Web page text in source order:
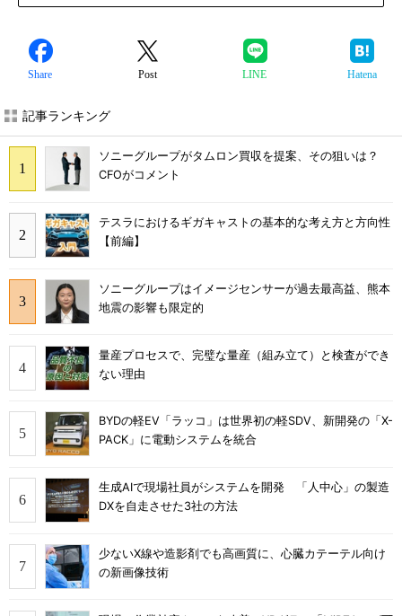
Share Post LINE Hatena
記事ランキング
ソニーグループがタムロン買収を提案、その狙いは？
CFOがコメント
テスラにおけるギガキャストの基本的な考え方と方向性
【前編】
ソニーグループはイメージセンサーが過去最高益、熊本
地震の影響も限定的
量産プロセスで、完璧な量産（組み立て）と検査ができ
ない理由
BYDの軽EV「ラッコ」は世界初の軽SDV、新開発の「X-
PACK」に電動システムを統合
生成AIで現場社員がシステムを開発 「人中心」の製造
DXを自走させた3社の方法
少ないX線や造影剤でも高画質に、心臓カテーテル向け
の新画像技術